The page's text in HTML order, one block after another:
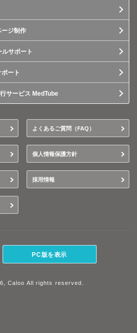
ージ制作
サポート
ート
サービス MedTube
よくあるご質問（FAQ）
個人情報保護方針
採用情報
PC版を表示
Caloo All rights reserved.